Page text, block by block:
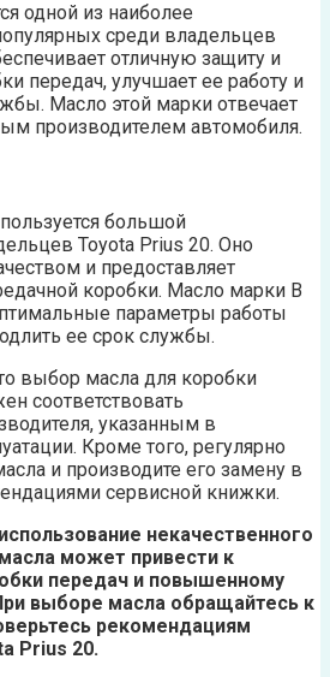
одной из наиболее
среди владельцев
отличную защиту и
передач, улучшает ее работу и
Масло этой марки отвечает
производителем автомобиля.
большой
Toyota Prius 20. Оно
и предоставляет
коробки. Масло марки B
параметры работы
ее срок службы.
выбор масла для коробки
соответствовать
указанным в
Кроме того, регулярно
и производите его замену в
сервисной книжки.
некачественного
может привести к
передач и повышенному
выборе масла обращайтесь к
рекомендациям
Prius 20.